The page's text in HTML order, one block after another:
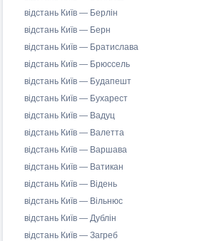
відстань Київ — Берлін
відстань Київ — Берн
відстань Київ — Братислава
відстань Київ — Брюссель
відстань Київ — Будапешт
відстань Київ — Бухарест
відстань Київ — Вадуц
відстань Київ — Валетта
відстань Київ — Варшава
відстань Київ — Ватикан
відстань Київ — Відень
відстань Київ — Вільнюс
відстань Київ — Дублін
відстань Київ — Загреб